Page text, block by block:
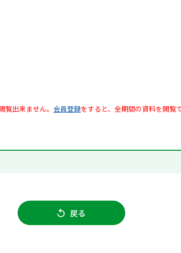
出来ません。 会員登録をすると、全期間の資料を閲覧
戻る